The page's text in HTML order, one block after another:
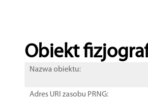
Obiekt
Nazwa obiektu:
Adres URI zasobu PRNG: